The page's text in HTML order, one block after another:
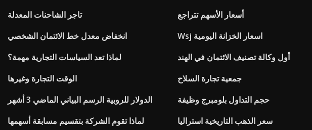
تاجر الشاحنات المعدلة
انخفاض معدل خط الائتمان الشخصي
لماذا تعد السياسات التجارية مهمة؟
الوقت التجارة وغيرها
الدولار للروبية الرسم البياني الماضي 3 أشهر
لماذا تقوم الشركة بتقسيم مسابقة أسهمها
أسعار الأسهم تتراجع
Wsj اسعار الخزانة اليومية
أول وكالة تصنيف الائتمان في الهند
جمعية تجارة السلاح
حجم التداول بلومبرج وظيفة
سعر الذهب التاريخية استراليا